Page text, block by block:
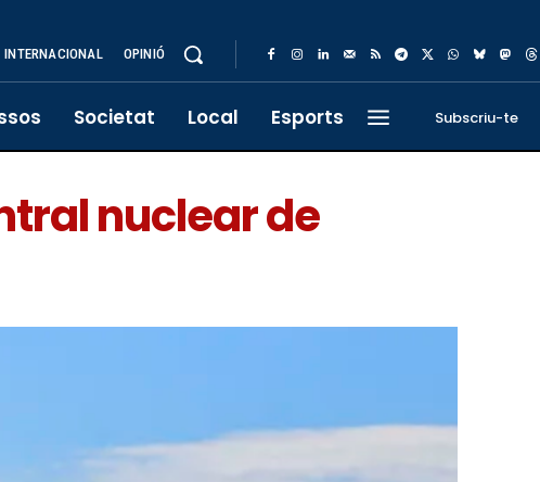
INTERNACIONAL OPINIÓ
Societat Local Esports Subscriu-te
nuclear de